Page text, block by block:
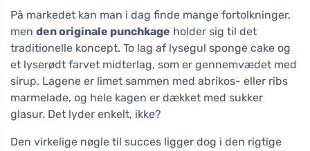
På markedet kan man i dag finde mange fortolkninger,
men den originale punchkage holder sig til det
traditionelle koncept. To lag af lysegul sponge cake og
et lyserødt farvet midterlag, som er gennemvædet med
sirup. Lagene er limet sammen med abrikos- eller ribs
marmelade, og hele kagen er dækket med sukker
glasur. Det lyder enkelt, ikke?
Den virkelige nøgle til succes ligger dog i den rigtige